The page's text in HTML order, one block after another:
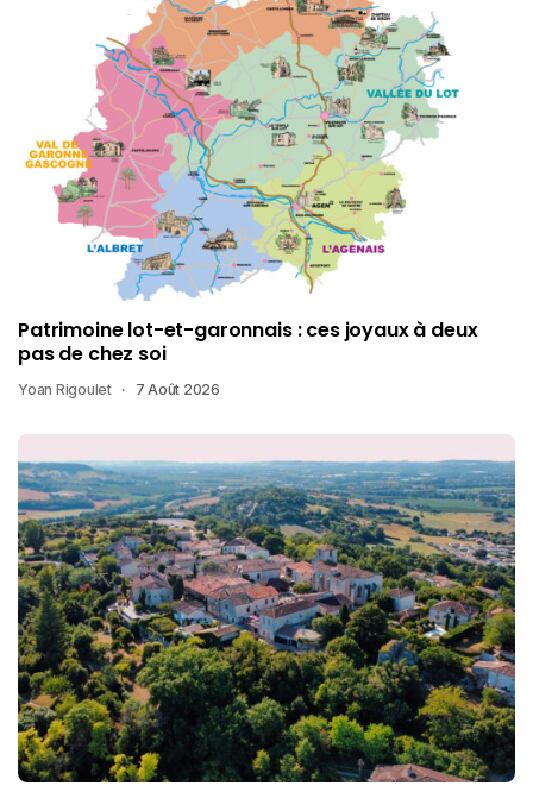
Patrimoine lot-et-garonnais : ces joyaux à deux
pas de chez soi
Yoan Rigoulet 7 Août 2026